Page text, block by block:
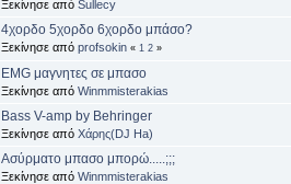
Ξεκίνησε από Sullecy
4χορδο 5χορδο 6χορδο μπάσο?
Ξεκίνησε από profsokin « 1 2 »
EMG μαγνητες σε μπασο
Ξεκίνησε από Winmmisterakias
Bass V-amp by Behringer
Ξεκίνησε από Χάρης(DJ Ha)
Ασύρματο μπασο μπορώ.....;;;
Ξεκίνησε από Winmmisterakias